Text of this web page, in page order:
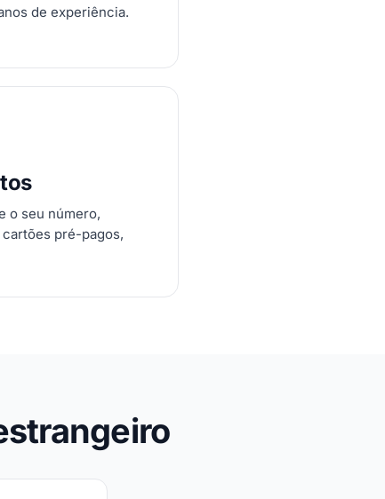
de experiência.
o seu número,
pré-pagos,